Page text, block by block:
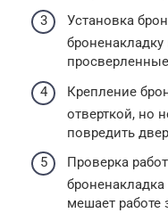
Установка
броненакладку
Крепление
отверткой, но
повредить
Проверка
мешает работе